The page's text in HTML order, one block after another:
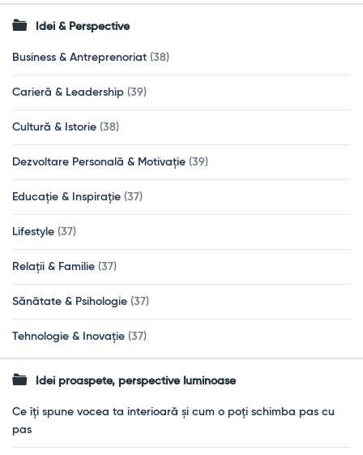
Idei & Perspective
Business & Antreprenoriat (38)
Carieră & Leadership (39)
Cultură & Istorie (38)
Dezvoltare Personală & Motivație (39)
Educație & Inspirație (37)
Lifestyle (37)
Relații & Familie (37)
Sănătate & Psihologie (37)
Tehnologie & Inovație (37)
Idei proaspete, perspective luminoase
Ce îți spune vocea ta interioară și cum o poți schimba pas cu
pas